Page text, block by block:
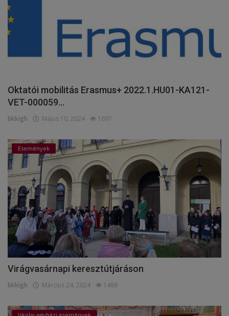
Oktatói mobilitás Erasmus+ 2022.1.HU01-KA121-
VET-000059...
bkkigh Május 10, 2024 1697
Események
Virágvasárnapi keresztútjáráson
bkkigh Március 24, 2024 1489